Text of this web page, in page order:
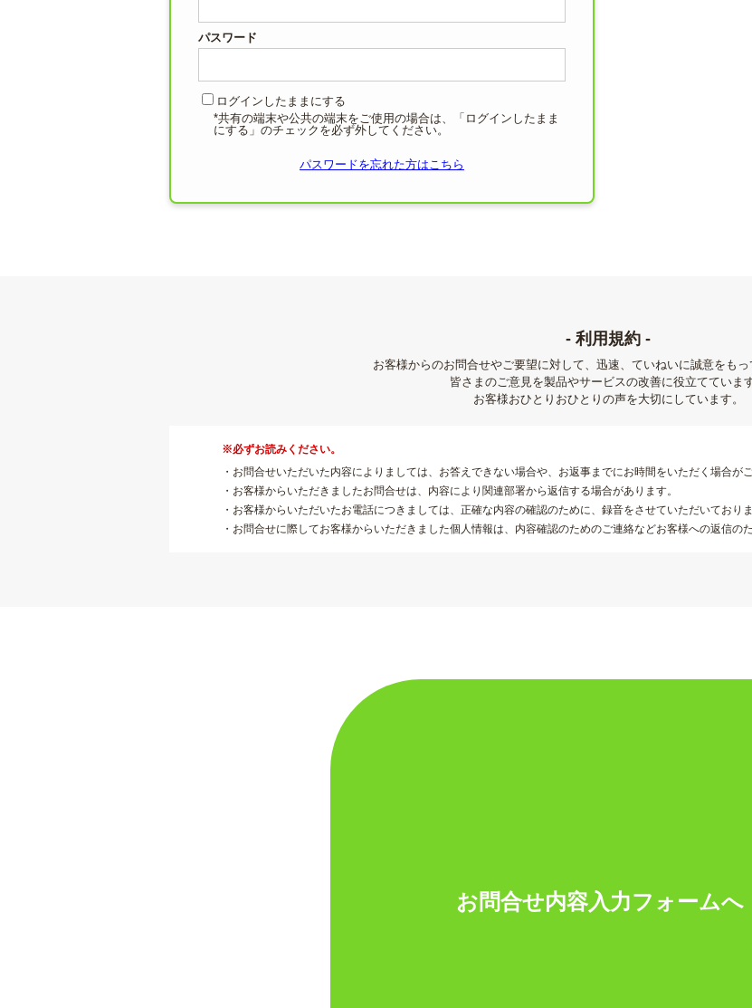
パスワード
ログインしたままにする
*共有の端末や公共の端末をご使用の場合は、「ログインしたまま
にする」のチェックを必ず外してください。
パスワードを忘れた方はこちら
- 利用規約 -
お客様からのお問合せやご要望に対して、迅速、ていねいに誠意をもっ
皆さまのご意見を製品やサービスの改善に役立てています
お客様おひとりおひとりの声を大切にしています。
※必ずお読みください。
・お問合せいただいた内容によりましては、お答えできない場合や、お返事までにお時間をいただく場合がご
・お客様からいただきましたお問合せは、内容により関連部署から返信する場合があります。
・お客様からいただいたお電話につきましては、正確な内容の確認のために、録音をさせていただいておりま
・お問合せに際してお客様からいただきました個人情報は、内容確認のためのご連絡などお客様への返信の
お問合せ内容入力フォームへ